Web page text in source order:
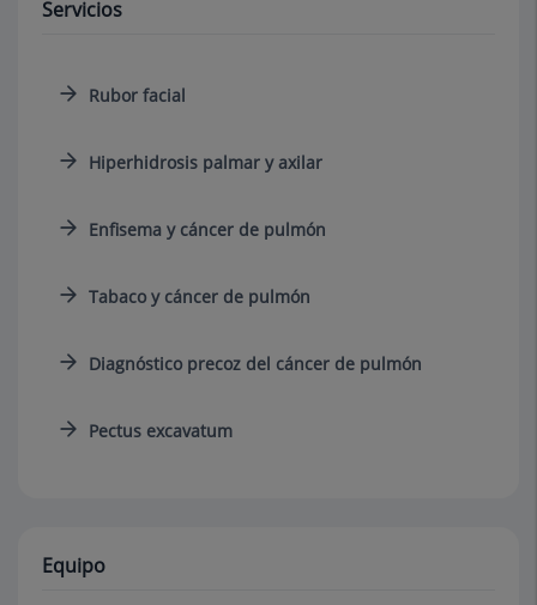
Servicios
Rubor facial
Hiperhidrosis palmar y axilar
Enfisema y cáncer de pulmón
Tabaco y cáncer de pulmón
Diagnóstico precoz del cáncer de pulmón
Pectus excavatum
Equipo